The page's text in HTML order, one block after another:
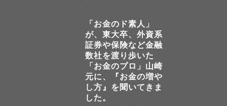
「お金のド素人」
が、東大卒、外資系
証券や保険など金融
数社を渡り歩いた
「お金のプロ」山崎
元に、『お金の増や
し方』を聞いてきま
した。